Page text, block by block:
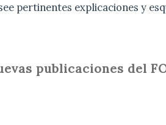
pertinentes explicaciones y
publicaciones del